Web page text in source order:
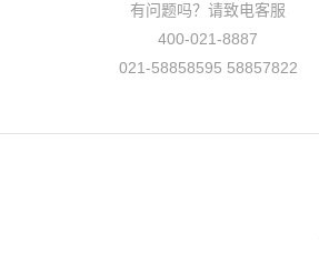
有问题吗？请致电客服
400-021-8887
021-58858595 58857822